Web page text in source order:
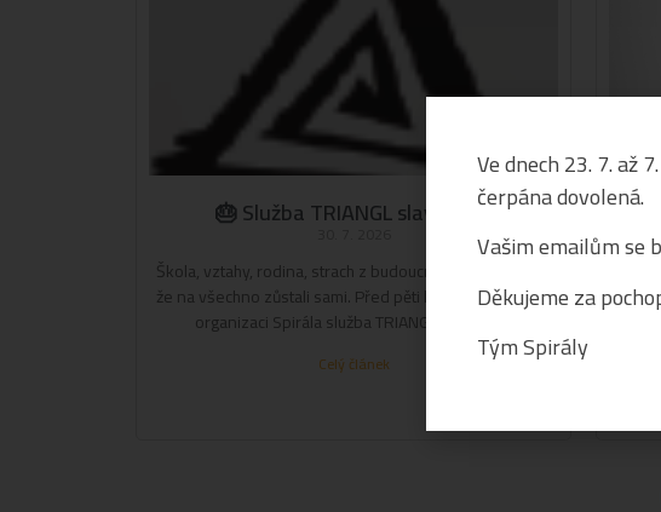
🎂 Služba TRIANGL slaví 5 let!
Škola, vztahy, rodina, strach z budoucnosti nebo pocity,
že na všechno zůstali sami. Před pěti lety vznikla v naší
organizaci Spirála služba TRIANGL – prostor,
Celý článek
Ve dnech 23. 7. až
čerpána dovolená.
Vašim emailům se
Děkujeme za
Tým Spirály